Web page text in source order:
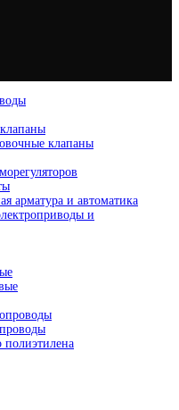
клапаны
арматура и автоматика
и